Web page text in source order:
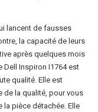
lancent de fausses
la capacité de leurs
après quelques mois
Dell Inspiron I1764est
qualité. Elle est
de la qualité, pour vous
pièce détachée. Elle